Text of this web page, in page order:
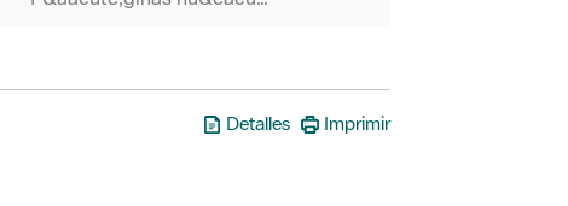
Detalles Imprimir